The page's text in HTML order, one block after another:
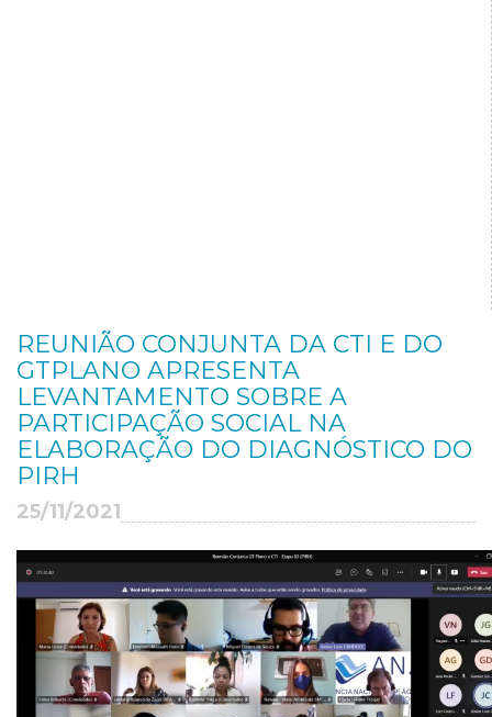
REUNIÃO CONJUNTA DA CTI E DO
GTPLANO APRESENTA
LEVANTAMENTO SOBRE A
PARTICIPAÇÃO SOCIAL NA
ELABORAÇÃO DO DIAGNÓSTICO DO
PIRH
25/11/2021